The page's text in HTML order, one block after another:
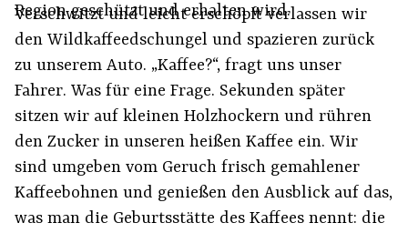
Region geschützt und erhalten wird.
Verschwitzt und leicht erschöpft verlassen wir
den Wildkaffeedschungel und spazieren zurück
zu unserem Auto. „Kaffee?“, fragt uns unser
Fahrer. Was für eine Frage. Sekunden später
sitzen wir auf kleinen Holzhockern und rühren
den Zucker in unseren heißen Kaffee ein. Wir
sind umgeben vom Geruch frisch gemahlener
Kaffeebohnen und genießen den Ausblick auf das,
was man die Geburtsstätte des Kaffees nennt: die